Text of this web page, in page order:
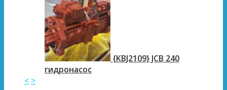
{KBJ2109} JCB 240
гидронасос
< >